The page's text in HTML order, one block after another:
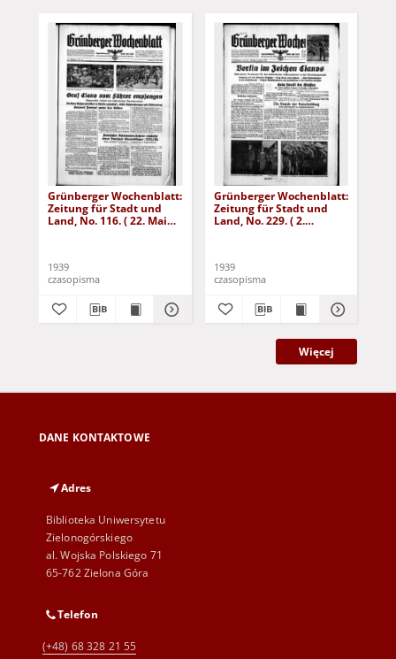
Grünberger Wochenblatt:
Zeitung für Stadt und
Land, No. 116. ( 22. Mai
1939
czasopisma
Grünberger Wochenblatt:
Zeitung für Stadt und
Land, No. 229. ( 2.
1939
czasopisma
Więcej
DANE KONTAKTOWE
Adres
Biblioteka Uniwersytetu
Zielonogórskiego
al. Wojska Polskiego 71
65-762 Zielona Góra
Telefon
(+48) 68 328 21 55